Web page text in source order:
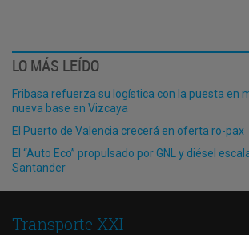
LO MÁS LEÍDO
Fribasa refuerza su logística con la puesta en
nueva base en Vizcaya
El Puerto de Valencia crecerá en oferta ro-pax
El “Auto Eco” propulsado por GNL y diésel
Santander
Transporte XXI